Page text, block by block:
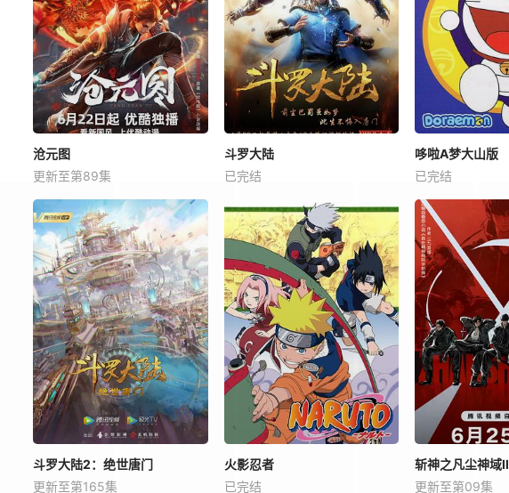
沧元图
更新至第89集
斗罗大陆
已完结
哆啦A梦大山版
已完结
斗罗大陆2：绝世唐门
更新至第165集
火影忍者
已完结
斩神之凡尘神域Ⅱ
更新至第09集